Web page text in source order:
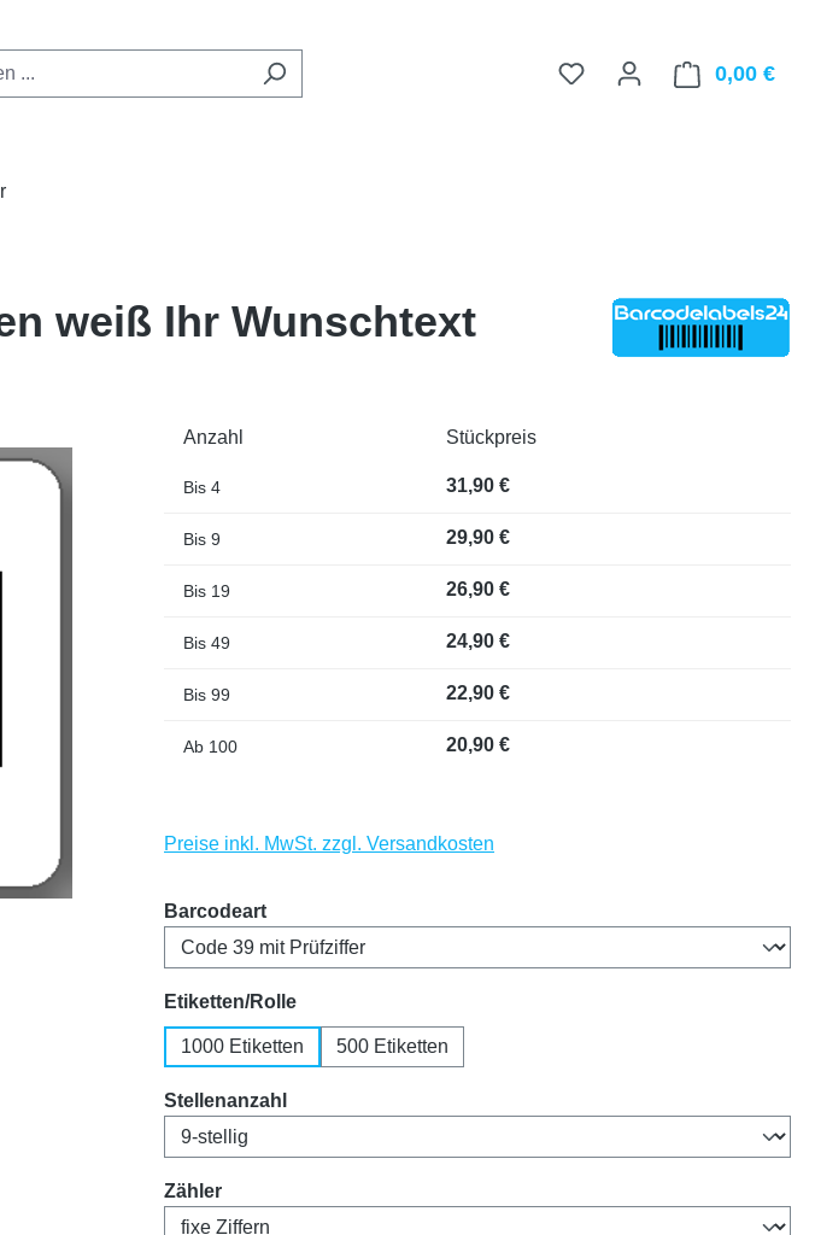
0,00 €
weiß Ihr Wunschtext
Anzahl Stückpreis
Bis 4 31,90 €
Bis 9 29,90 €
Bis 19 26,90 €
Bis 49 24,90 €
Bis 99 22,90 €
Ab 100 20,90 €
Preise inkl. MwSt. zzgl. Versandkosten
Barcodeartauswählen
Etiketten/Rolleauswählen
1000 Etiketten 500 Etiketten
Stellenanzahl auswählen
Zählerauswählen